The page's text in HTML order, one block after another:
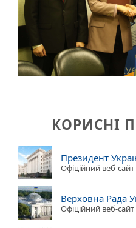
КОРИСНІ
Президент
Офіційний веб-сайт
Верховна Рада
Офіційний веб-сайт